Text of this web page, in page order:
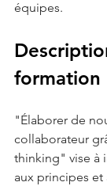
équipes.
formation
"Élaborer de
collaborateur
thinking" vise à
aux principes